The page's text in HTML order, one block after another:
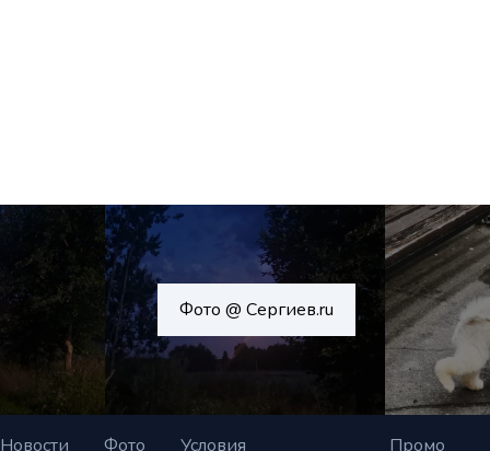
Фото @ Сергиев.ru
Новости Фото Условия Промо